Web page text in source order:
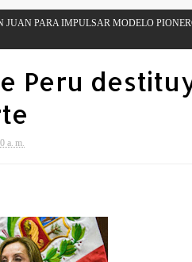
PIONERO DE
Peru
a. m.